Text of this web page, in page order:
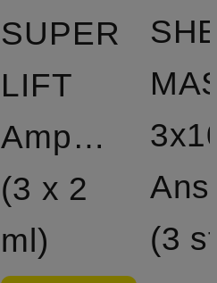
SUPER
LIFT
Ampuller
(3 x 2
ml)
(3